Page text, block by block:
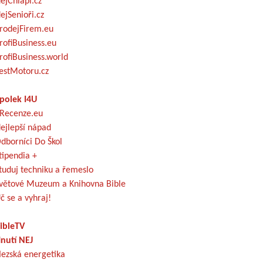
I4U
nápad
Do Škol
+
techniku a řemeslo
Muzeum a Knihovna Bible
se a vyhraj!
NEJ
energetika